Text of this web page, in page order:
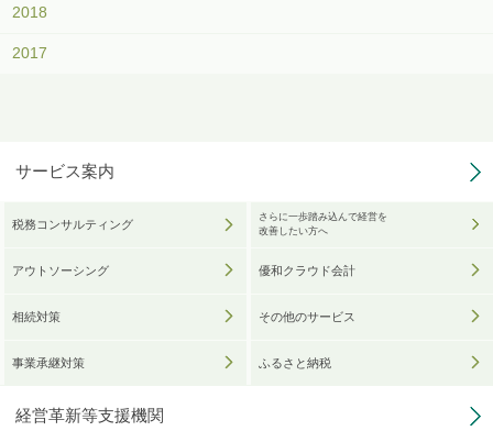
2018
2017
サービス案内
税務コンサルティング
アウトソーシング
相続対策
事業承継対策
さらに一歩踏み込んで経営を
改善したい方へ
優和クラウド会計
その他のサービス
ふるさと納税
経営革新等支援機関